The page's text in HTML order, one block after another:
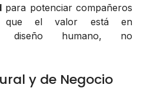
para potenciar compañeros
que el valor está en
diseño humano, no
y de Negocio